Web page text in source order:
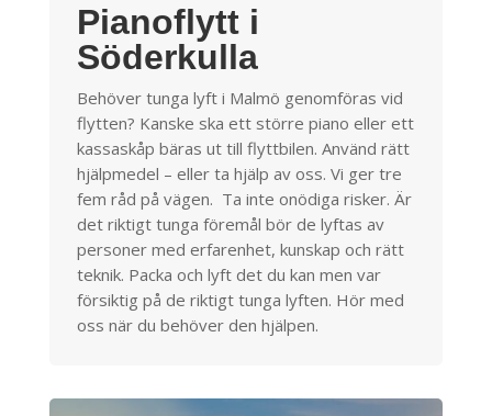
Pianoflytt i
Söderkulla
Behöver tunga lyft i Malmö genomföras vid
flytten? Kanske ska ett större piano eller ett
kassaskåp bäras ut till flyttbilen. Använd rätt
hjälpmedel – eller ta hjälp av oss. Vi ger tre
fem råd på vägen. Ta inte onödiga risker. Är
det riktigt tunga föremål bör de lyftas av
personer med erfarenhet, kunskap och rätt
teknik. Packa och lyft det du kan men var
försiktig på de riktigt tunga lyften. Hör med
oss när du behöver den hjälpen.